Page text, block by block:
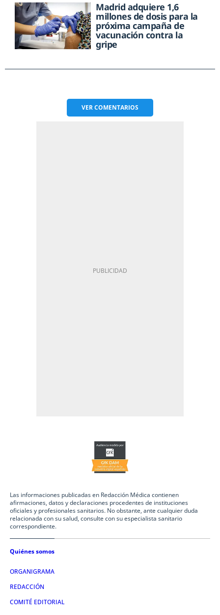
Madrid adquiere 1,6
millones de dosis para la
próxima campaña de
vacunación contra la
gripe
VERCOMENTARIOS
Las informaciones publicadas en Redacción Médica contienen
afirmaciones, datos y declaraciones procedentes de instituciones
oficiales y profesionales sanitarios. No obstante, ante cualquier duda
relacionada con su salud, consulte con su especialista sanitario
correspondiente.
Quiénes somos
ORGANIGRAMA
REDACCIÓN
COMITÉ EDITORIAL